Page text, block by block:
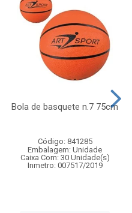
Bola de basquete n.7 75cm
Código: 841285
Embalagem: Unidade
Caixa Com: 30 Unidade(s)
Inmetro: 007517/2019